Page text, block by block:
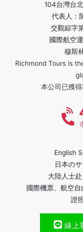
104台灣台
代表人：
交觀綜字
國際航空
穆斯
Richmond Tours is
本公司已獲
English
日本の
大陸人士
國際機票、航空
證
線上